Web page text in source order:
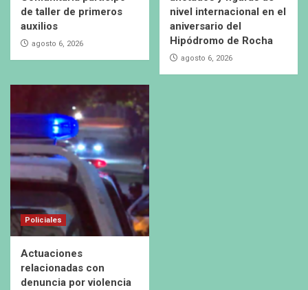
de taller de primeros
auxilios
agosto 6, 2026
nivel internacional en el
aniversario del
Hipódromo de Rocha
agosto 6, 2026
Policiales
Actuaciones
relacionadas con
denuncia por violencia